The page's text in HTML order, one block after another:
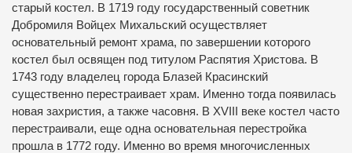
старый костел. В 1719 году государственный советник
Добромиля Войцех Михальский осуществляет
основательный ремонт храма, по завершении которого
костел был освящен под титулом Распятия Христова. В
1743 году владелец города Блазей Красинский
существенно перестраивает храм. Именно тогда появилась
новая захристия, а также часовня. В ХVII веке костел часто
перестраивали, еще одна основательная перестройка
прошла в 1772 году. Именно во время многочисленных